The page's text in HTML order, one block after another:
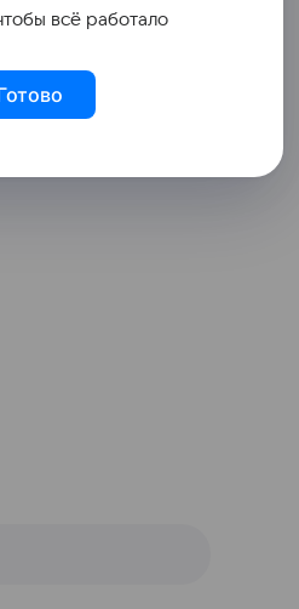
всё работало